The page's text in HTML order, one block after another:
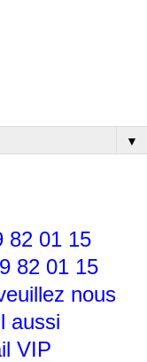
▼
82 01 15
82 01 15
nous
aussi
VIP